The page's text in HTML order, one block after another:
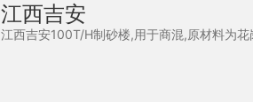
江西吉安
江西吉安100T/H制砂楼,用于商混,原材料为